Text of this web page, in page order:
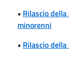
• Rilascio
minorenni
• Rilascio